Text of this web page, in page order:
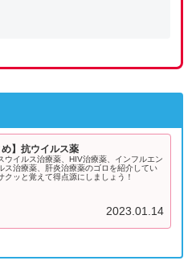
め】抗ウイルス薬
ウイルス治療薬、HIV治療薬、インフルエン
ス治療薬、肝炎治療薬のゴロを紹介してい
クッと覚えて得点源にしましょう！
2023.01.14